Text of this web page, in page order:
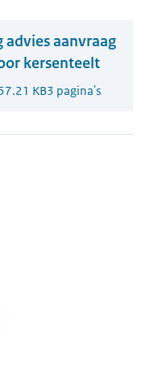
aanvraag
kersenteelt
KB3 pagina's